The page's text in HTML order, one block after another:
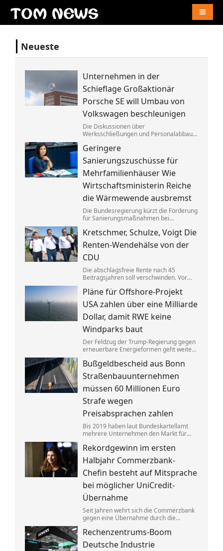
Neueste
Unternehmen in der
Schieflage Großaktionär
Porsche SE will Umbau von
Volkswagen beschleunigen
Die Diskussionen über
Werksschließungen und Personalabbau
Clan zu lange. Die Familie fordert die
Aufgabe von »Denkverboten«.
Geringere
Sanierungszuschüsse für
Mehrfamilienhäuser Wie
Wirtschaftsministerin Reiche
die Wärmewende ausbremst
Die Bundesregierung kürzt die Förderung
für Sanierungsmaßnahmen bei
nicht zuletzt Mieter. Und die Klimaziele
dürften so kaum noch zu erreichen sein.
Kretschmer, Schulze, Voigt Die
Renten-Wendehälse von der
CDU
Die abschlagsfreie Rente nach 45
Beitragsjahren soll verschwinden. Vor
Dabei vertraten die CDU-
Ministerpräsidenten noch vor Kurzem
das Gegenteil dessen, was sie jetzt
sagen.
Pläne für Offshore-Projekt
USA zahlen über eine Milliarde
Dollar, damit RWE keine
Windparks baut
Der Feldzug der Trump-Regierung gegen
erneuerbare Energieformen geht weiter:
in den USA geplante große
Windkraftprojekte auf – gegen eine
üppige Entschädigung.
Bußgeldbescheid aus Bonn
Straßenbauunternehmen
müssen 60 Millionen Euro
Strafe wegen
Preisabsprachen zahlen
Bis 2019 haben laut Bundeskartellamt
mehrere Unternehmen den Markt für
aufgeteilt. Um die verbotenen
Absprachen zu verschleiern, wurden
Codewörter verwendet.
Rekordgewinn im ersten
Halbjahr Commerzbank-
Chefin besteht auf Mitsprache
bei möglicher UniCredit-
Übernahme
Seit Jahren wehrt sich die Commerzbank
gegen eine Übernahme durch die
kräftiger Gewinnsprung sorgt für neues
Selbstbewusstsein.
Rechenzentrums-Boom
Deutsche Industrie